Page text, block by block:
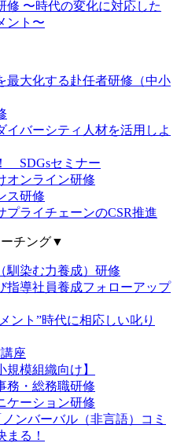
修 〜時代の変化に対応した
ント〜
最大化する赴任者研修（中小
イバーシティ人材を活用しよ
SDGsセミナー
オンライン研修
ス研修
プライチェーンのCSR推進
チング▼
馴染む力養成）研修
指導社員養成フォローアップ
ント”時代に相応しい叱り
座
模組織向け】
・総務職研修
ケーション研修
ンバーバル（非言語）コミ
まる！